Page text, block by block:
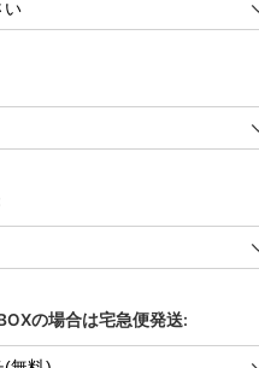
の場合は宅急便発送: